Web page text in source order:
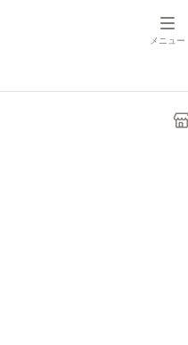
メニュー